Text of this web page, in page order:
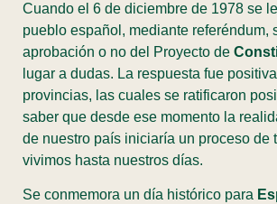
Cuando el 6 de diciembre de 1978 se
pueblo español, mediante referéndum,
aprobación o no del Proyecto de
lugar a dudas. La respuesta fue
provincias, las cuales se ratificaron
saber que desde ese momento la
de nuestro país iniciaría un proceso de
vivimos hasta nuestros días.
Se conmemora un día histórico para